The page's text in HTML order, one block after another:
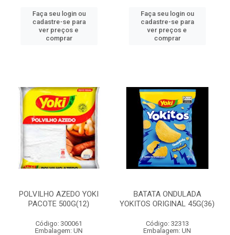
Faça seu login ou
cadastre-se para
ver preços e
comprar
Faça seu login ou
cadastre-se para
ver preços e
comprar
POLVILHO AZEDO YOKI
PACOTE 500G(12)
Código: 300061
Embalagem: UN
BATATA ONDULADA
YOKITOS ORIGINAL 45G(36)
Código: 32313
Embalagem: UN